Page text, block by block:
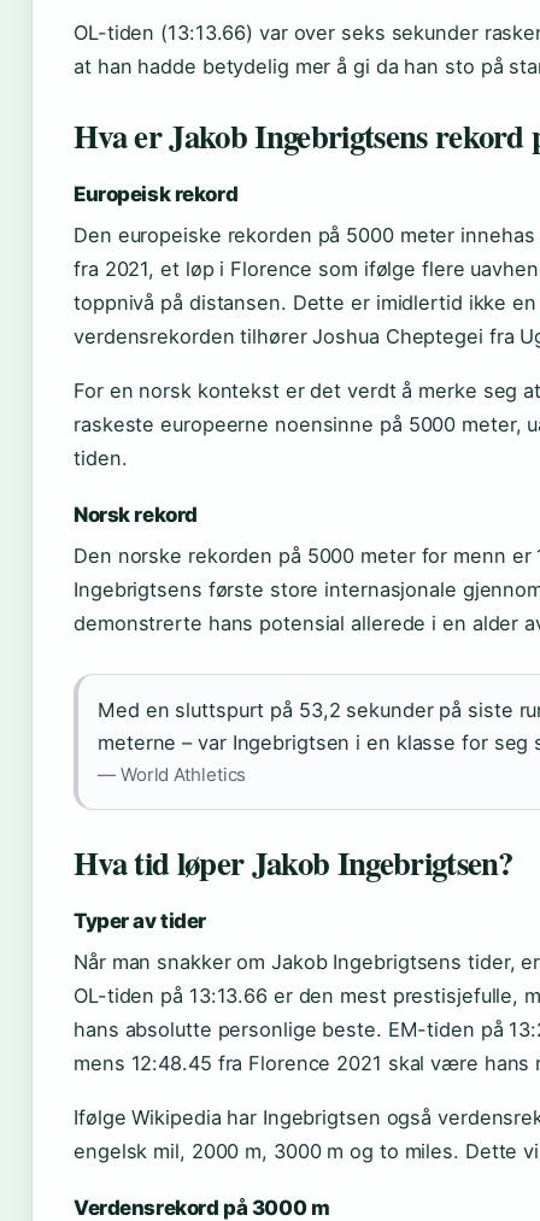
OL-tiden (13:13.66) var over seks sekunder
at han hadde betydelig mer å gi da han sto på
Hva er Jakob Ingebrigtsens rekord
Europeisk rekord
Den europeiske rekorden på 5000 meter
fra 2021, et løp i Florence som ifølge flere
toppnivå på distansen. Dette er imidlertid ikke
verdensrekorden tilhører Joshua Cheptegei fra
For en norsk kontekst er det verdt å merke seg
raskeste europeerne noensinne på 5000 meter,
tiden.
Norsk rekord
Den norske rekorden på 5000 meter for menn
Ingebrigtsens første store internasjonale
demonstrerte hans potensial allerede i en alder
Med en sluttspurt på 53,2 sekunder på siste
meterne – var Ingebrigtsen i en klasse for seg
— World Athletics
Hva tid løper Jakob Ingebrigtsen?
Typer av tider
Når man snakker om Jakob Ingebrigtsens tider,
OL-tiden på 13:13.66 er den mest prestisjefulle,
hans absolutte personlige beste. EM-tiden på
mens 12:48.45 fra Florence 2021 skal være
Ifølge Wikipedia har Ingebrigtsen også
engelsk mil, 2000 m, 3000 m og to miles. Dette
Verdensrekord på 3000 m